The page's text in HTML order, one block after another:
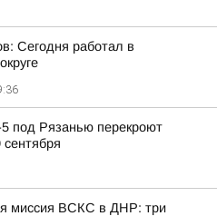
Сегодня работал в
под Рязанью перекроют
миссия ВСКС в ДНР: три